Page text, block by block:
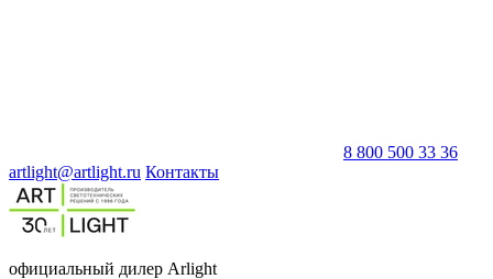
8 800 500 33 36
artlight@artlight.ru Контакты
официальный дилер Arlight